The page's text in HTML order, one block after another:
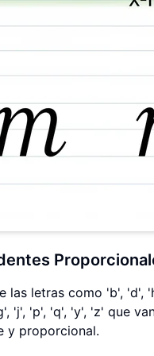
las letras como 'b',
'j', 'p', 'q', 'y', 'z' que
y proporcional.